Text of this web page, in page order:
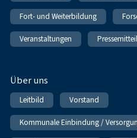
Fort- und Weiterbildung
Veranstaltungen
Über uns
Leitbild Vorstand
Kommunale Einbindung /